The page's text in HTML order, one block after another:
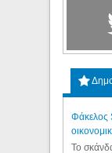
Φάκελος
Το